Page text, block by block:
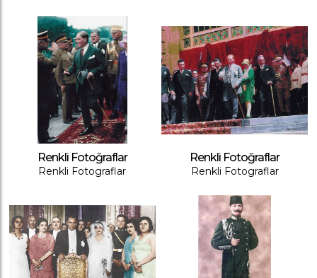
Renkli Fotoğraflar
Renkli Fotograflar
Renkli Fotoğraflar
Renkli Fotograflar